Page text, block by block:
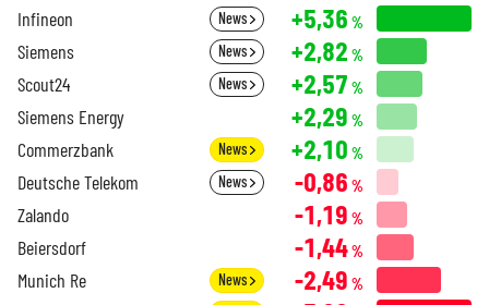
Infineon News +5,36 %
Siemens News +2,82 %
Scout24 News +2,57 %
Siemens Energy +2,29 %
Commerzbank News +2,10 %
Deutsche Telekom News -0,86 %
Zalando -1,19 %
Beiersdorf -1,44%
Munich Re News -2,49 %